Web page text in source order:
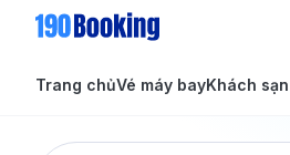
Trang chủVé máy bay
Tin tức
Khách sạn
Tin tức